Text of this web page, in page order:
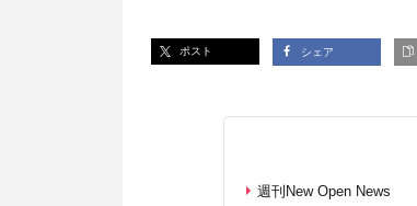
ポスト シェア
週刊New Open News